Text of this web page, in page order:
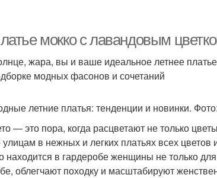
лифом
Нарядное платье
Платье в
стиле
мокко с лавандовым
жара, вы и ваше идеальное летнее
модных фасонов и сочетаний
летние платья: тенденции и новинки.
— это пора, когда расцветают не только
улицам в нежных и легких платьях всех
находится в гардеробе женщины не только
облегчают походку и масштабируют